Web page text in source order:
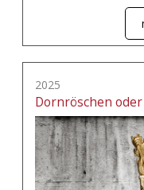
2025
Dornröschen